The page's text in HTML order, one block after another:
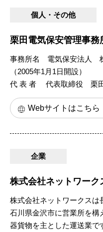
個人・その他
栗田電気保安管理事
事務所名 電気保安法人
（2005年1月1日開設）
代 表 者 代表取締役 栗
Webサイトはこちら
企業
株式会社ネットワーク
株式会社ネットワークスは
石川県金沢市に営業所を構
器貨物を主とした運送業で